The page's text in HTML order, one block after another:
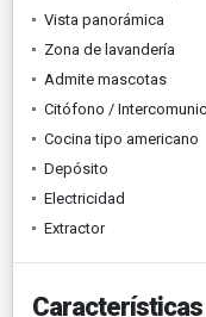
Vista panorámica
Zona de lavandería
Admite mascotas
Citófono /
Cocina tipo americano
Depósito
Electricidad
Extractor